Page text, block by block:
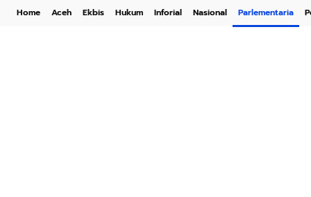
Home Aceh Ekbis Hukum Inforial Nasional Parlementaria